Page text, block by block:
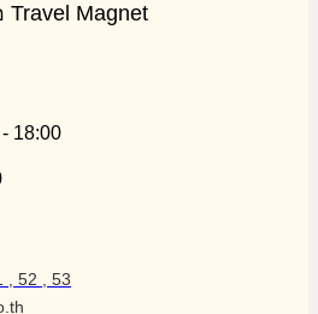
Travel Magnet
18:00
, 52 , 53